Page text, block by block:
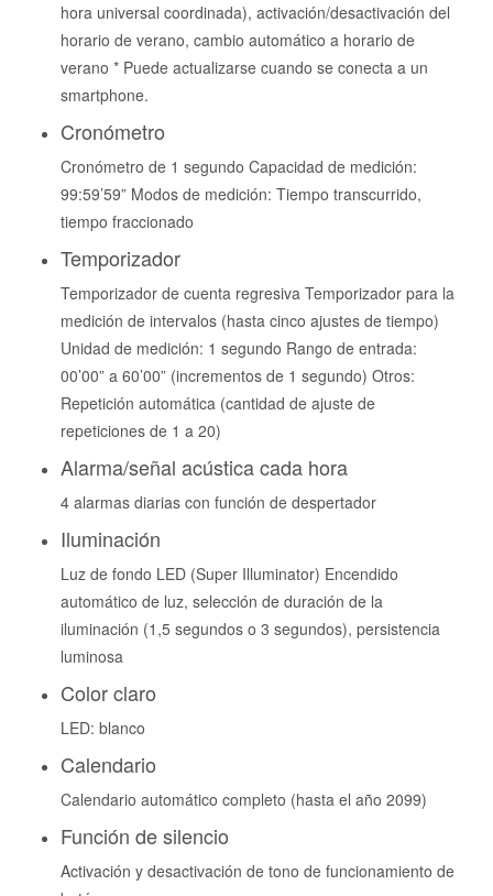
hora universal coordinada), activación/desactivación del
horario de verano, cambio automático a horario de
verano * Puede actualizarse cuando se conecta a un
smartphone.
Cronómetro
Cronómetro de 1 segundo Capacidad de medición:
99:59’59” Modos de medición: Tiempo transcurrido,
tiempo fraccionado
Temporizador
Temporizador de cuenta regresiva Temporizador para la
medición de intervalos (hasta cinco ajustes de tiempo)
Unidad de medición: 1 segundo Rango de entrada:
00’00” a 60’00” (incrementos de 1 segundo) Otros:
Repetición automática (cantidad de ajuste de
repeticiones de 1 a 20)
Alarma/señal acústica cada hora
4 alarmas diarias con función de despertador
Iluminación
Luz de fondo LED (Super Illuminator) Encendido
automático de luz, selección de duración de la
iluminación (1,5 segundos o 3 segundos), persistencia
luminosa
Color claro
LED: blanco
Calendario
Calendario automático completo (hasta el año 2099)
Función de silencio
Activación y desactivación de tono de funcionamiento de